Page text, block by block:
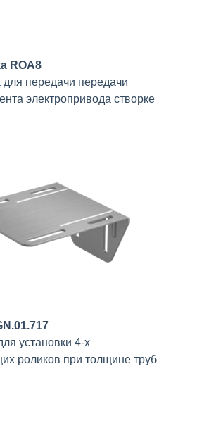
ROA8
для передачи передачи
электропривода створке
установки 4-х
роликов при толщине труб